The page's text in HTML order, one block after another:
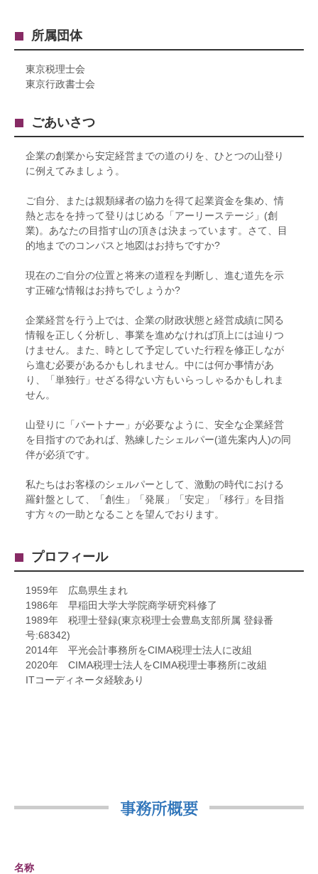
所属団体
東京税理士会
東京行政書士会
ごあいさつ
企業の創業から安定経営までの道のりを、ひとつの山登り
に例えてみましょう。
ご自分、または親類縁者の協力を得て起業資金を集め、情
熱と志をを持って登りはじめる「アーリーステージ」(創
業)。あなたの目指す山の頂きは決まっています。さて、目
的地までのコンパスと地図はお持ちですか?
現在のご自分の位置と将来の道程を判断し、進む道先を示
す正確な情報はお持ちでしょうか?
企業経営を行う上では、企業の財政状態と経営成績に関る
情報を正しく分析し、事業を進めなければ頂上には辿りつ
けません。また、時として予定していた行程を修正しなが
ら進む必要があるかもしれません。中には何か事情があ
り、「単独行」せざる得ない方もいらっしゃるかもしれま
せん。
山登りに「パートナー」が必要なように、安全な企業経営
を目指すのであれば、熟練したシェルパー(道先案内人)の同
伴が必須です。
私たちはお客様のシェルパーとして、激動の時代における
羅針盤として、「創生」「発展」「安定」「移行」を目指
す方々の一助となることを望んでおります。
プロフィール
1959年 広島県生まれ
1986年 早稲田大学大学院商学研究科修了
1989年 税理士登録(東京税理士会豊島支部所属 登録番
号:68342)
2014年 平光会計事務所をCIMA税理士法人に改組
2020年 CIMA税理士法人をCIMA税理士事務所に改組
ITコーディネータ経験あり
事務所概要
名称